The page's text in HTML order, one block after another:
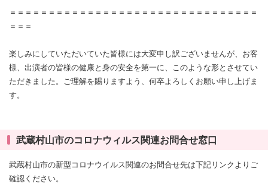
＝＝＝＝＝＝＝＝＝＝＝＝＝＝＝＝＝＝＝＝＝＝＝＝＝＝＝＝＝＝＝＝
＝＝＝
楽しみにしていただいていた皆様には大変申し訳ございませんが、お客
様、出演者の皆様の健康と身の安全を第一に、このような形とさせてい
ただきました。ご理解を賜りますよう、何卒よろしくお願い申し上げま
す。
武蔵村山市のコロナウィルス関連お問合せ窓口
武蔵村山市の新型コロナウイルス関連のお問合せ先は下記リンクよりご
確認ください。